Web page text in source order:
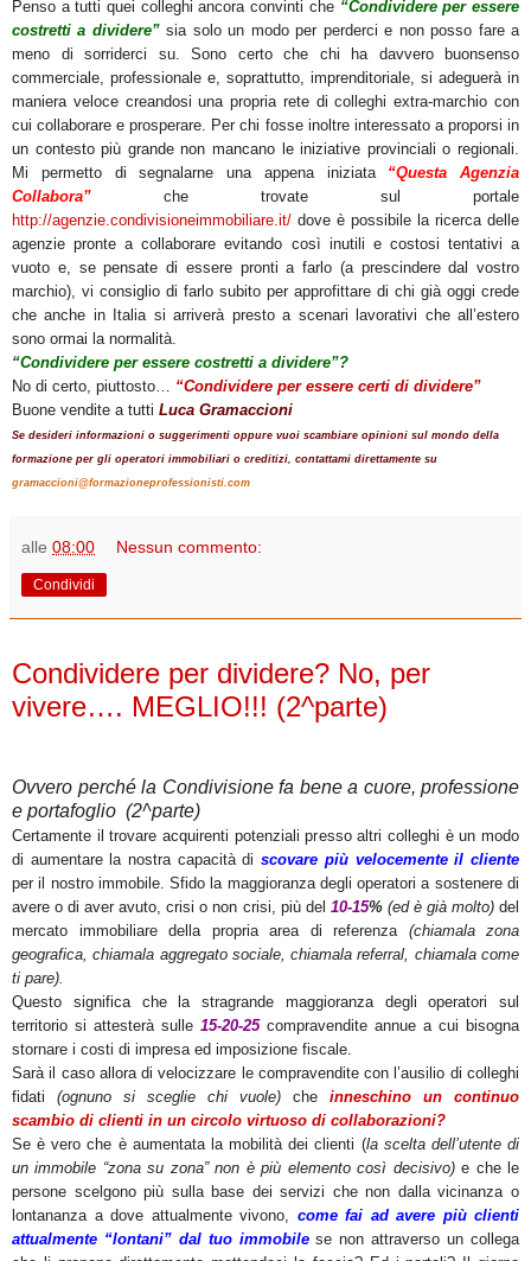
Penso a tutti quei colleghi ancora convinti che “Condividere per essere
costretti a dividere”sia solo un modo per perderci e non posso fare a
meno di sorriderci su. Sono certo che chi ha davvero buonsenso
commerciale, professionale e, soprattutto, imprenditoriale, si adeguerà in
maniera veloce creandosi una propria rete di colleghi extra-marchio con
cui collaborare e prosperare. Per chi fosse inoltre interessato a proporsi in
un contesto più grande non mancano le iniziative provinciali o regionali.
Mi permetto di segnalarne una appena iniziata “Questa Agenzia
Collabora” che trovate sul portale
http://agenzie.condivisioneimmobiliare.it/ dove è possibile la ricerca delle
agenzie pronte a collaborare evitando così inutili e costosi tentativi a
vuoto e, se pensate di essere pronti a farlo (a prescindere dal vostro
marchio), vi consiglio di farlo subito per approfittare di chi già oggi crede
che anche in Italia si arriverà presto a scenari lavorativi che all’estero
sono ormai la normalità.
“Condividere per essere costretti a dividere”?
No di certo, piuttosto…
“Condividere per essere certi di dividere”
Buone vendite a tutti Luca Gramaccioni
Se desideri informazioni o suggerimenti oppure vuoi scambiare opinioni sul mondo della
formazione per gli operatori immobiliari o creditizi, contattami direttamente su
gramaccioni@formazioneprofessionisti.com
alle 08:00 Nessun commento:
Condividi
Condividere per dividere? No, per
vivere…. MEGLIO!!! (2^parte)
Ovvero perché la Condivisione fa bene a cuore, professione
e portafoglio (2^parte)
Certamente il trovare acquirenti potenziali presso altri colleghi è un modo
di aumentare la nostra capacità discovare più velocemente il cliente
per il nostro immobile. Sfido la maggioranza degli operatori a sostenere di
avere o di aver avuto, crisi o non crisi, più del 10-15% (ed è già molto)del
mercato immobiliare della propria area di referenza (chiamala zona
geografica, chiamala aggregato sociale, chiamala referral, chiamala come
ti pare).
Questo significa che la stragrande maggioranza degli operatori sul
territorio si attesterà sulle 15-20-25compravendite annue a cui bisogna
stornare i costi di impresa ed imposizione fiscale.
Sarà il caso allora di velocizzare le compravendite con l’ausilio di colleghi
fidati (ognuno si sceglie chi vuole) che inneschino un continuo
scambio di clienti in un circolo virtuoso di collaborazioni?
Se è vero che è aumentata la mobilità dei clienti (la scelta dell’utente di
un immobile “zona su zona” non è più elemento così decisivo)e che le
persone scelgono più sulla base dei servizi che non dalla vicinanza o
lontananza a dove attualmente vivono, come fai ad avere più clienti
attualmente “lontani” dal tuo immobilese non attraverso un collega